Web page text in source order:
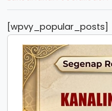
[wpvy_popular_posts]